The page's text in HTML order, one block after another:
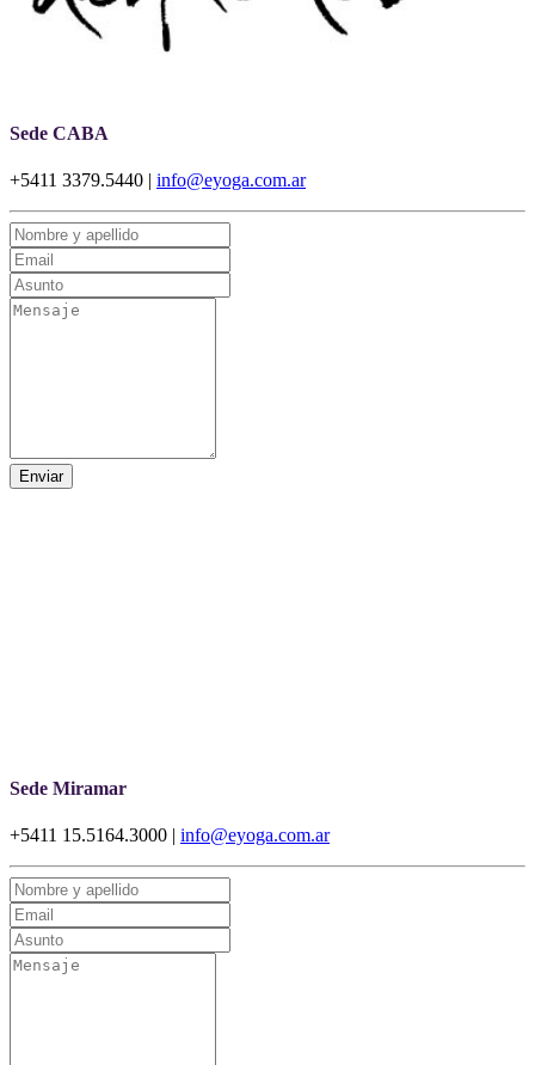
Sede CABA
+5411 3379.5440 | info@eyoga.com.ar
Enviar
Sede Miramar
+5411 15.5164.3000 | info@eyoga.com.ar